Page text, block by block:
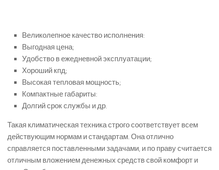
Великолепное качество исполнения:
Выгодная цена;
Удобство в ежедневной эксплуатации;
Хороший кпд;
Высокая тепловая мощность;
Компактные габариты:
Долгий срок службы и др.
Такая климатическая техника строго соответствует всем
действующим нормам и стандартам. Она отлично
справляется поставленными задачами, и по праву считается
отличным вложением денежных средств свой комфорт и